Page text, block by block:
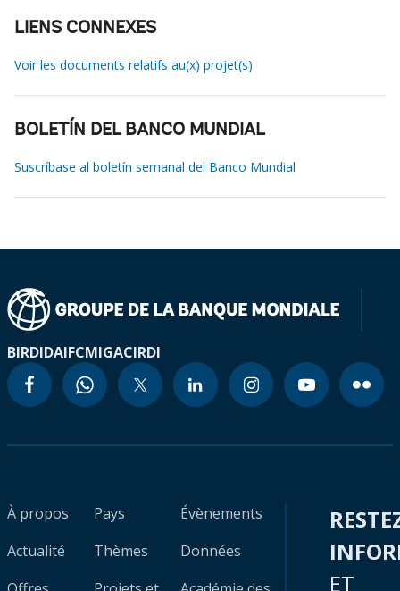
LIENS CONNEXES
Voir les documents relatifs au(x) projet(s)
BOLETÍN DEL BANCO MUNDIAL
Suscríbase al boletín semanal del Banco Mundial
BIRDIDAIFCMIGACIRDI
À propos
Actualité
Pays
Thèmes
Évènements
Données
ET